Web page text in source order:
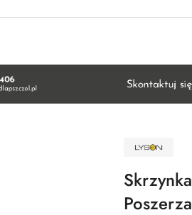
NAZWA
PRODUCENTA: